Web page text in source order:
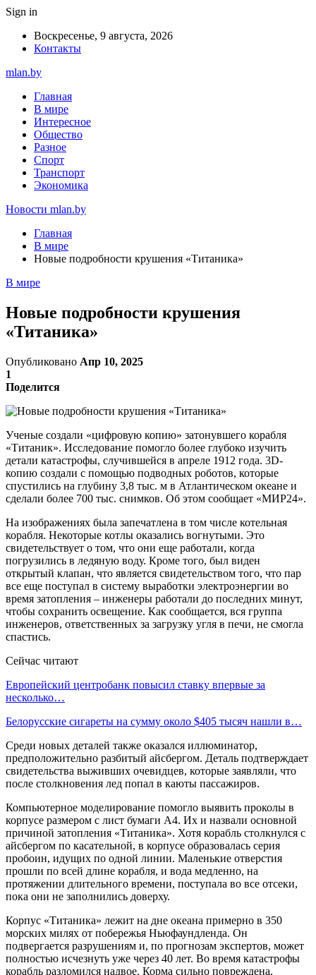
Sign in
Воскресенье, 9 августа, 2026
Контакты
mlan.by
Главная
В мире
Интересное
Общество
Разное
Спорт
Транспорт
Экономика
Новости mlan.by
Главная
В мире
Новые подробности крушения «Титаника»
В мире
Новые подробности крушения
«Титаника»
Опубликовано Апр 10, 2025
1
Поделится
Ученые создали «цифровую копию» затонувшего корабля
«Титаник». Исследование помогло более глубоко изучить
детали катастрофы, случившейся в апреле 1912 года. 3D-
копию создали с помощью подводных роботов, которые
спустились на глубину 3,8 тыс. м в Атлантическом океане и
сделали более 700 тыс. снимков. Об этом сообщает «МИР24».
На изображениях была запечатлена в том числе котельная
корабля. Некоторые котлы оказались вогнутыми. Это
свидетельствует о том, что они еще работали, когда
погрузились в ледяную воду. Кроме того, был виден
открытый клапан, что является свидетельством того, что пар
все еще поступал в систему выработки электроэнергии во
время затопления – инженеры работали до последних минут,
чтобы сохранить освещение. Как сообщается, вся группа
инженеров, ответственных за загрузку угля в печи, не смогла
спастись.
Сейчас читают
Европейский центробанк повысил ставку впервые за
несколько…
Белорусские сигареты на сумму около $405 тысяч нашли в…
Среди новых деталей также оказался иллюминатор,
предположительно разбитый айсбергом. Деталь подтверждает
свидетельства выживших очевидцев, которые заявляли, что
после столкновения лед попал в каюты пассажиров.
Компьютерное моделирование помогло выявить проколы в
корпусе размером с лист бумаги А4. Их и назвали основной
причиной затопления «Титаника». Хотя корабль столкнулся с
айсбергом по касательной, в корпусе образовалась серия
пробоин, идущих по одной линии. Маленькие отверстия
прошли по всей длине корабля, и вода медленно, на
протяжении длительного времени, поступала во все отсеки,
пока они не заполнились доверху.
Корпус «Титаника» лежит на дне океана примерно в 350
морских милях от побережья Ньюфаундленда. Он
подвергается разрушениям и, по прогнозам экспертов, может
полностью исчезнуть уже через 40 лет. Во время катастрофы
корабль разломился надвое. Корма сильно повреждена,